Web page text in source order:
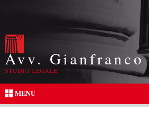
Avv.
STUDIO LEGALE
MENU